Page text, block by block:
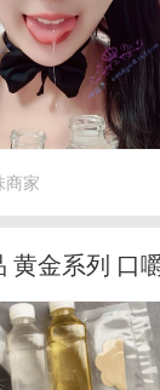
商家
金系列 口